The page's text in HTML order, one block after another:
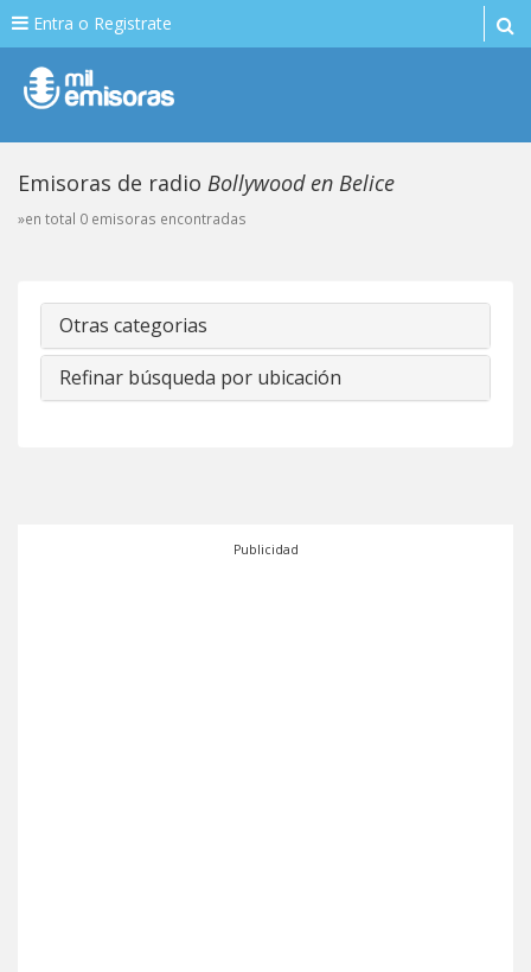
Entra o Registrate
Emisoras de radio Bollywood en Belice
»en total 0 emisoras encontradas
Otras categorias
Refinar búsqueda por ubicación
Publicidad